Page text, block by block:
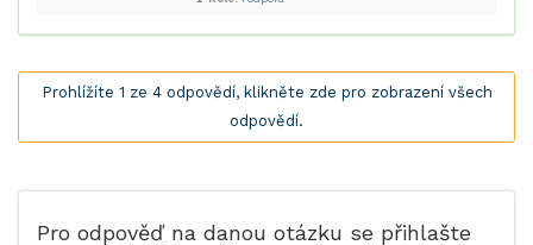
Prohlížíte 1 ze 4 odpovědí, klikněte zde pro zobrazení všech
odpovědí.
Pro odpověď na danou otázku se přihlašte